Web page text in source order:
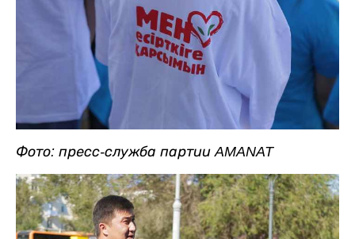
Фото: пресс-служба партии AMANAT